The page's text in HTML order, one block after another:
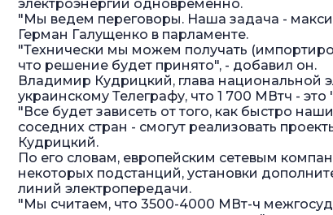
электроэнергии одновременно.
"Мы ведем переговоры. Наша задача -
Герман Галущенко в парламенте.
"Технически мы можем получать
что решение будет принято", - добавил он.
Владимир Кудрицкий, глава национальной
украинскому Телеграфу, что 1 700 МВтч - это
"Все будет зависеть от того, как быстро
соседних стран - смогут реализовать
Кудрицкий.
По его словам, европейским сетевым
некоторых подстанций, установки
линий электропередачи.
"Мы считаем, что 3500-4000 МВт-ч